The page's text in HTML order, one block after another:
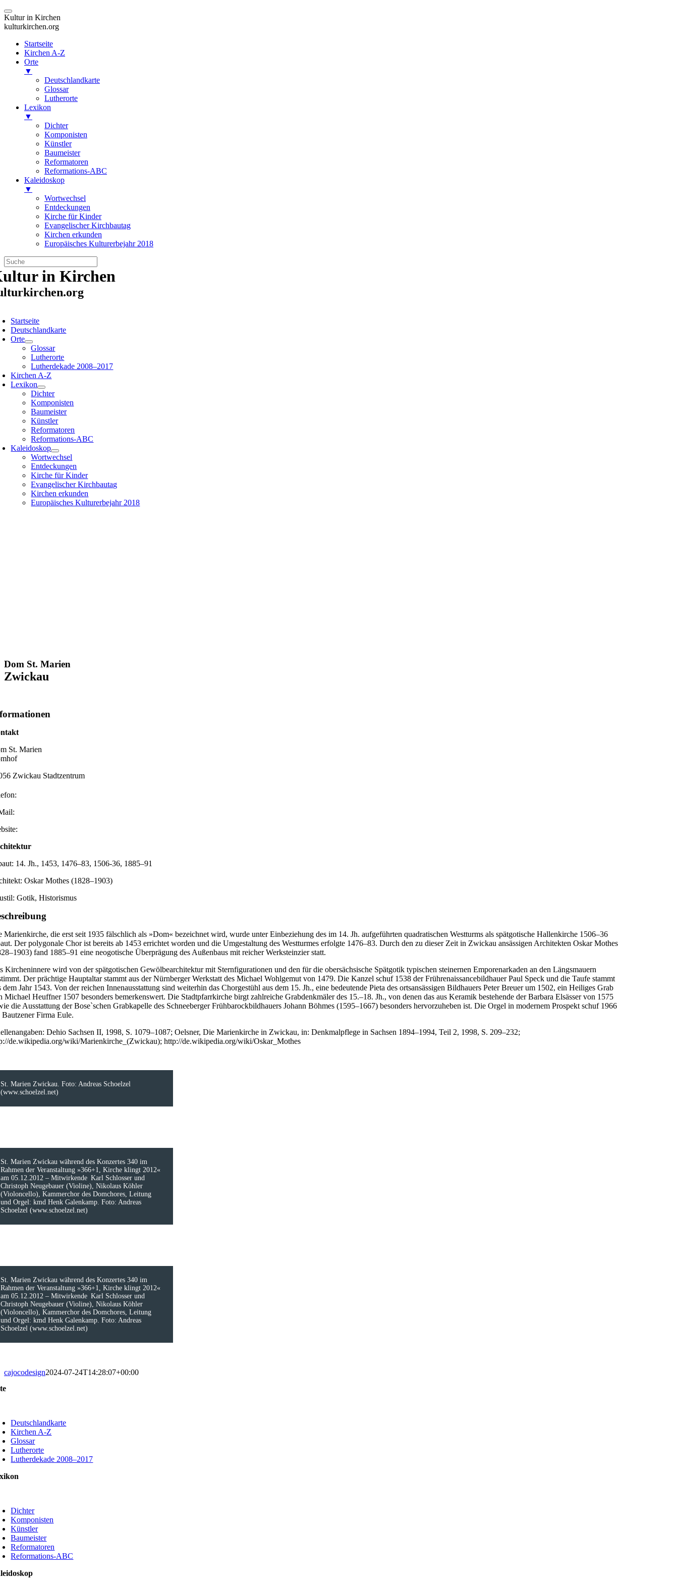
Kultur in Kirchen
kulturkirchen.org
Startseite
Kirchen A-Z
Orte
▼
Deutschlandkarte
Glossar
Lutherorte
Lexikon
▼
Dichter
Komponisten
Künstler
Baumeister
Reformatoren
Reformations-ABC
Kaleidoskop
▼
Wortwechsel
Entdeckungen
Kirche für Kinder
Evangelischer Kirchbautag
Kirchen erkunden
Europäisches Kulturerbejahr 2018
Zum
Inhalt
springen
in Kirchen
Startseite
Deutschlandkarte
Orte
Glossar
Lutherorte
Lutherdekade 2008–2017
Kirchen A-Z
Lexikon
Dichter
Komponisten
Baumeister
Künstler
Reformatoren
Reformations-ABC
Kaleidoskop
Wortwechsel
Entdeckungen
Kirche für Kinder
Evangelischer Kirchbautag
Kirchen erkunden
Europäisches Kulturerbejahr 2018
Dom St. Marien
Zwickau
St. Marien
Zwickau Stadtzentrum
14. Jh., 1453, 1476–83, 1506-36, 1885–91
Oskar Mothes (1828–1903)
Gotik, Historismus
Marienkirche, die erst seit 1935 fälschlich als »Dom« bezeichnet wird, wurde unter Einbeziehung des im 14. Jh. aufgeführten quadratischen Westturms als spätgotische Hallenkirche 1506–36
Der polygonale Chor ist bereits ab 1453 errichtet worden und die Umgestaltung des Westturmes erfolgte 1476–83. Durch den zu dieser Zeit in Zwickau ansässigen Architekten Oskar Mothes
fand 1885–91 eine neogotische Überprägung des Außenbaus mit reicher Werksteinzier statt.
Kircheninnere wird von der spätgotischen Gewölbearchitektur mit Sternfigurationen und den für die obersächsische Spätgotik typischen steinernen Emporenarkaden an den Längsmauern
Der prächtige Hauptaltar stammt aus der Nürnberger Werkstatt des Michael Wohlgemut von 1479. Die Kanzel schuf 1538 der Frührenaissancebildhauer Paul Speck und die Taufe stammt
dem Jahr 1543. Von der reichen Innenausstattung sind weiterhin das Chorgestühl aus dem 15. Jh., eine bedeutende Pieta des ortsansässigen Bildhauers Peter Breuer um 1502, ein Heiliges Grab
Michael Heuffner 1507 besonders bemerkenswert. Die Stadtpfarrkirche birgt zahlreiche Grabdenkmäler des 15.–18. Jh., von denen das aus Keramik bestehende der Barbara Elsässer von 1575
die Ausstattung der Bose`schen Grabkapelle des Schneeberger Frühbarockbildhauers Johann Böhmes (1595–1667) besonders hervorzuheben ist. Die Orgel in modernem Prospekt schuf 1966
Bautzener Firma Eule.
Dehio Sachsen II, 1998, S. 1079–1087; Oelsner, Die Marienkirche in Zwickau, in: Denkmalpflege in Sachsen 1894–1994, Teil 2, 1998, S. 209–232;
de.wikipedia.org/wiki/Marienkirche_(Zwickau); http://de.wikipedia.org/wiki/Oskar_Mothes
St. Marien Zwickau. Foto: Andreas Schoelzel
(www.schoelzel.net)
St. Marien Zwickau während des Konzertes 340 im
Rahmen der Veranstaltung »366+1, Kirche klingt 2012«
am 05.12.2012 – Mitwirkende Karl Schlosser und
Christoph Neugebauer (Violine), Nikolaus Köhler
(Violoncello), Kammerchor des Domchores, Leitung
und Orgel: kmd Henk Galenkamp. Foto: Andreas
Schoelzel (www.schoelzel.net)
St. Marien Zwickau während des Konzertes 340 im
Rahmen der Veranstaltung »366+1, Kirche klingt 2012«
am 05.12.2012 – Mitwirkende Karl Schlosser und
Christoph Neugebauer (Violine), Nikolaus Köhler
(Violoncello), Kammerchor des Domchores, Leitung
und Orgel: kmd Henk Galenkamp. Foto: Andreas
Schoelzel (www.schoelzel.net)
cajocodesign2024-07-24T14:28:07+00:00
Deutschlandkarte
Kirchen A-Z
Glossar
Lutherorte
Lutherdekade 2008–2017
Dichter
Komponisten
Künstler
Baumeister
Reformatoren
Reformations-ABC